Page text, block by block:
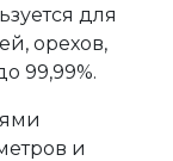
для
орехов,
99,99%.
и